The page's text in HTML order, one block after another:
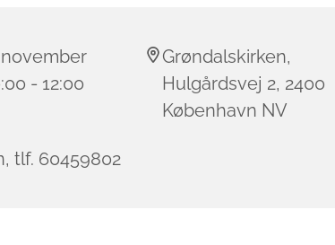
- 12:00
Grøndalskirken,
Hulgårdsvej 2, 2400
København NV
tlf. 60459802